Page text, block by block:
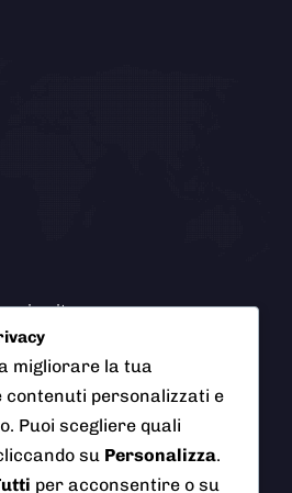
Comune di Ciampino (Roma). Tutti
migliorare la tua
personalizzati e
Puoi scegliere quali
su Personalizza.
per acconsentire o su